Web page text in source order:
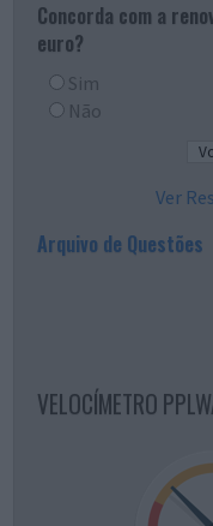
Concorda com a
euro?
Sim
Não
Ver
Arquivo de Questões
VELOCÍMETRO